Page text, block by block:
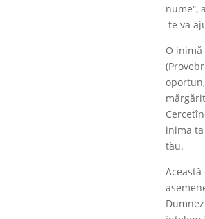
nume“,
te va
O
inima
tău.